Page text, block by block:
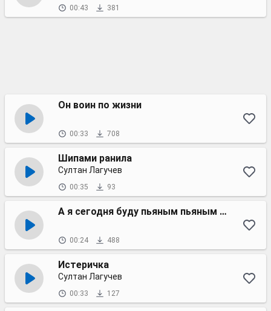
00:43 381
Он воин по жизни
00:33 708
Шипами ранила
Султан Лагучев
00:35 93
А я сегодня буду пьяным пьяным пьяным
00:24 488
Истеричка
Султан Лагучев
00:33 127